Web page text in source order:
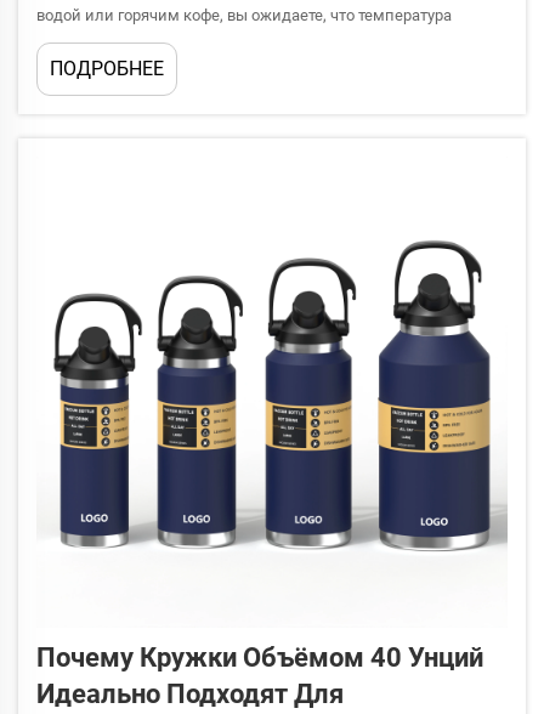
водой или горячим кофе, вы ожидаете, что температура
сохранится надолго — не несколько минут, а часы: во время
утренней поездки на работу, целого рабочего дня или
ПОДРОБНЕЕ
Почему Кружки Объёмом 40 Унций
Идеально Подходят Для